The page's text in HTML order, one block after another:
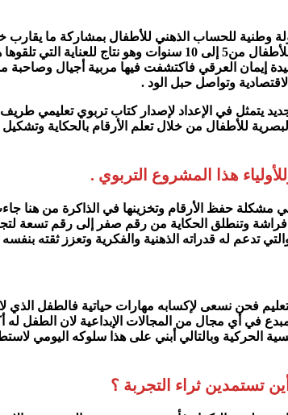
بطولة وطنية للحساب الذهني للأطفال بمشاركة ما
الفكرة للاكتشاف وكانت المفاجئة جميلة جدا باكتشاف هذا الحضور الكبير
إيمان العرقي فاكتشفت فيها مربية أجيال
وتواصل حبل الود .
مشروع فكري جديد يتمثل في الإعداد لإصدار كتاب تربوي
للأطفال من خلال تعلم الأرقام بالحكاية
هذا المشروع التربوي .
حفظ الأرقام وتخزينها في الذاكرة من هنا
وتنطلق الحكاية من رقم صفر إلى رقم تسعة
تدعم له قدراته الذهنية والفكرية وتعزز ثقته
فحن نسعى لإكسابه مهارات حياتية فالطفل الذي لا
في أي مجال من المجالات الإبداعية لان الطفل
وبالتالي أبني على هذا سلوكه اليومي
تستمدين ثراء التجربة ؟